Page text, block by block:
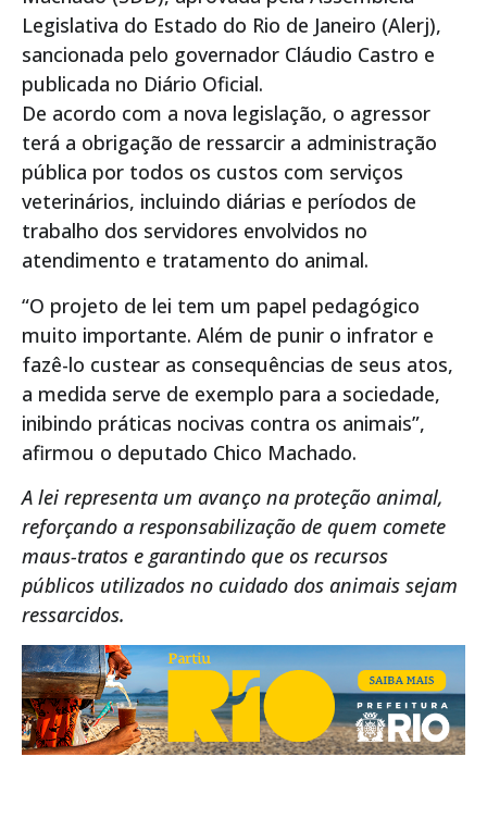
Legislativa do Estado do Rio de Janeiro (Alerj),
sancionada pelo governador Cláudio Castro e
publicada no Diário Oficial.
De acordo com a nova legislação, o agressor
terá a obrigação de ressarcir a administração
pública por todos os custos com serviços
veterinários, incluindo diárias e períodos de
trabalho dos servidores envolvidos no
atendimento e tratamento do animal.
“O projeto de lei tem um papel pedagógico
muito importante. Além de punir o infrator e
fazê-lo custear as consequências de seus atos,
a medida serve de exemplo para a sociedade,
inibindo práticas nocivas contra os animais”,
afirmou o deputado Chico Machado.
A lei representa um avanço na proteção animal,
reforçando a responsabilização de quem comete
maus-tratos e garantindo que os recursos
públicos utilizados no cuidado dos animais sejam
ressarcidos.